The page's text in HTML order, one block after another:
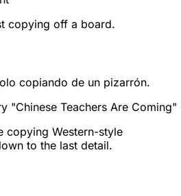
copying off a board.
copiando de un pizarrón.
"Chinese Teachers Are Coming"
copying Western-style
to the last detail.